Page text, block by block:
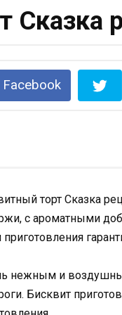
Сказка
торт Сказка
с ароматными
нежным и
Бисквит